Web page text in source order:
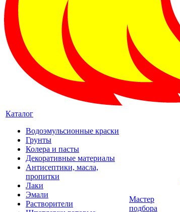
Каталог
Водоэмульсионные краски
Грунты
Колера и пасты
Декоративные материалы
Антисептики, масла,
пропитки
Лаки
Эмали
Растворители
Мастер
подбора